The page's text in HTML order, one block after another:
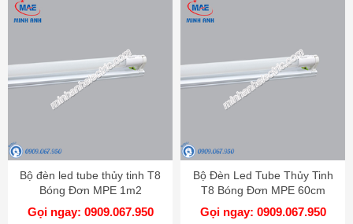
Bộ đèn led tube thủy tinh T8
Bóng Đơn MPE 1m2
Gọi ngay: 0909.067.950
Bộ Đèn Led Tube Thủy Tinh
T8 Bóng Đơn MPE 60cm
Gọi ngay: 0909.067.950